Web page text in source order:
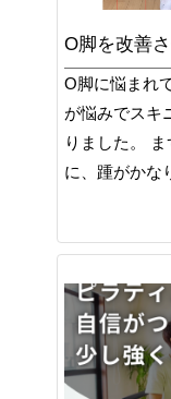
O脚を改善
O脚に悩まれ
が悩みでスキ
りました。
に、踵がかな